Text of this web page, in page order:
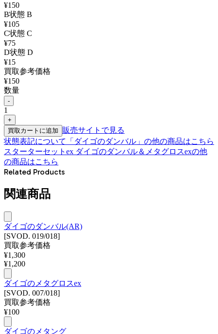
¥150
B状態 B
¥105
C状態 C
¥75
D状態 D
¥15
買取参考価格
¥150
数量
-
1
+
買取カートに追加
販売サイトで見る
状態表記について
「 ダイゴのダンバル 」の他の商品はこちら
スターターセットex ダイゴのダンバル＆メタグロスexの他
の商品はこちら
Related Products
関連商品
ダイゴのダンバル(AR)
[SVOD. 019/018]
買取参考価格
¥1,300
¥1,200
ダイゴのメタグロスex
[SVOD. 007/018]
買取参考価格
¥100
ダイゴのメタング